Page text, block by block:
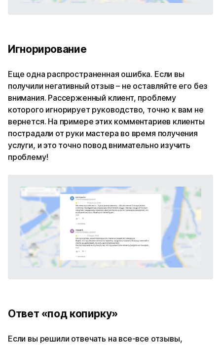
Игнорирование
Еще одна распространенная ошибка. Если вы
получили негативный отзыв – не оставляйте его без
внимания. Рассерженный клиент, проблему
которого игнорирует руководство, точно к вам не
вернется. На примере этих комментариев клиенты
пострадали от руки мастера во время получения
услуги, и это точно повод внимательно изучить
проблему!
Ответ «под копирку»
Если вы решили отвечать на все-все отзывы,